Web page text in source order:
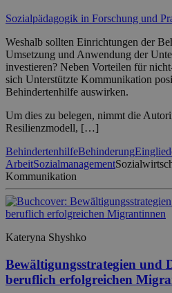
Sozialpädagogik in Forschung und
Weshalb sollten Einrichtungen der
Umsetzung und Anwendung der
investieren? Neben Vorteilen für
sich Unterstützte Kommunikation
Behindertenhilfe auswirken.
Um dies zu belegen, nimmt die
Resilienzmodell, […]
BehindertenhilfeBehinderung
ArbeitSozialmanagement
Kommunikation
Kateryna Shyshko
Bewältigungsstrategien und
beruflich erfolgreichen